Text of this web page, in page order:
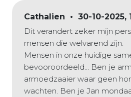
Cathalien • 30-10-2025,
Dit verandert zeker mijn
mensen die welvarend zijn.
Mensen in onze huidige
bevooroordeeld... Ben je
armoedzaaier waar geen
wachten. Ben je Jan